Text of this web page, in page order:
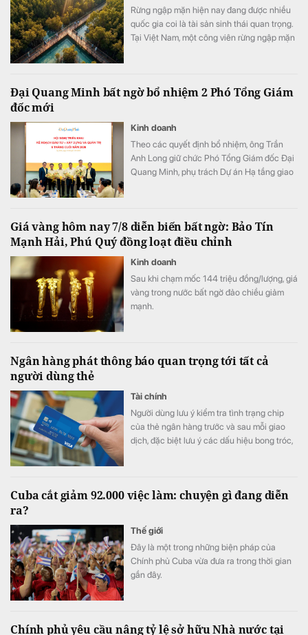
Rừng ngập mặn hiện nay đang được nhiều
quốc gia coi là tài sản sinh thái quan trọng.
Tại Việt Nam, một công viên rừng ngập mặn
Đại Quang Minh bất ngờ bổ nhiệm 2 Phó Tổng Giám
đốc mới
Kinh doanh
Theo các quyết định bổ nhiệm, ông Trần
Anh Long giữ chức Phó Tổng Giám đốc Đại
Quang Minh, phụ trách Dự án Hạ tầng giao
thị - Khu công nghiệp.
Giá vàng hôm nay 7/8 diễn biến bất ngờ: Bảo Tín
Mạnh Hải, Phú Quý đồng loạt điều chỉnh
Kinh doanh
Sau khi chạm mốc 144 triệu đồng/lượng, giá
vàng trong nước bất ngờ đảo chiều giảm
mạnh.
Ngân hàng phát thông báo quan trọng tới tất cả
người dùng thẻ
Tài chính
Người dùng lưu ý kiểm tra tình trạng chip
của thẻ ngân hàng trước và sau mỗi giao
dịch, đặc biệt lưu ý các dấu hiệu bong tróc,
Cuba cắt giảm 92.000 việc làm: chuyện gì đang diễn
ra?
Thế giới
Đây là một trong những biện pháp của
Chính phủ Cuba vừa đưa ra trong thời gian
gần đây.
Chính phủ yêu cầu nâng tỷ lệ sở hữu Nhà nước tại